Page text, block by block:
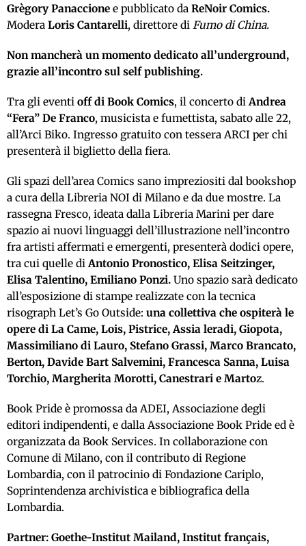
Grègory Panaccione e pubblicato da ReNoir Comics.
Modera Loris Cantarelli, direttore di Fumo di China.
Non mancherà un momento dedicato all’underground,
grazie all’incontro sul self publishing.
Tra gli eventi off di Book Comics, il concerto diAndrea
“Fera” De Franco, musicista e fumettista, sabato alle 22,
all’Arci Biko. Ingresso gratuito con tessera ARCI per chi
presenterà il biglietto della fiera.
Gli spazi dell’area Comics sano impreziositi dal bookshop
a cura della Libreria NOI di Milano e da due mostre. La
rassegna Fresco, ideata dalla Libreria Marini per dare
spazio ai nuovi linguaggi dell’illustrazione nell’incontro
fra artisti affermati e emergenti, presenterà dodici opere,
tra cui quelle diAntonio Pronostico, Elisa Seitzinger,
Elisa Talentino, Emiliano Ponzi. Uno spazio sarà dedicato
all’esposizione di stampe realizzate con la tecnica
risograph Let’s Go Outside: una collettiva che ospiterà le
opere di La Came, Lois, Pistrice, Assia leradi, Giopota,
Massimiliano di Lauro, Stefano Grassi, Marco Brancato,
Berton, Davide Bart Salvemini, Francesca Sanna, Luisa
Torchio, Margherita Morotti, Canestrari e Martoz.
Book Pride è promossa da ADEI, Associazione degli
editori indipendenti, e dalla Associazione Book Pride ed è
organizzata da Book Services. In collaborazione con
Comune di Milano, con il contributo di Regione
Lombardia, con il patrocinio di Fondazione Cariplo,
Soprintendenza archivistica e bibliografica della
Lombardia.
Partner: Goethe-Institut Mailand, Institut français,